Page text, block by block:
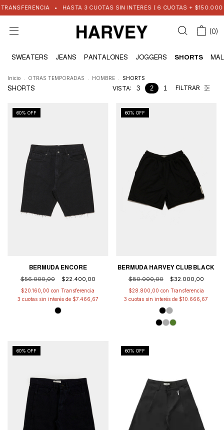
• HASTA 3 CUOTAS SIN INTERES ( 6 CUOTAS + $150.000 ) • ENVIO
(0)
SWEATERS JEANS PANTALONES JOGGERS SHORTS
Inicio OTRAS TEMPORADAS HOMBRE SHORTS
SHORTS VISTA: 3 2 1 FILTRAR
60% OFF
BERMUDA ENCORE
$56.000,00
$22.400,00
$20.160,00con
3 cuotas sin interés de $7.466,67
60% OFF
BERMUDA HARVEY CLUB BLACK
$80.000,00
$32.000,00
$28.800,00 con
3 cuotas sin interés de $10.666,67
60% OFF 60% OFF